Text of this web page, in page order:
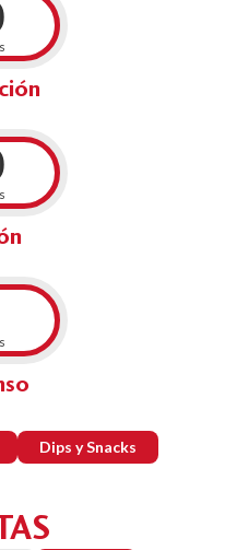
Dips y Snacks